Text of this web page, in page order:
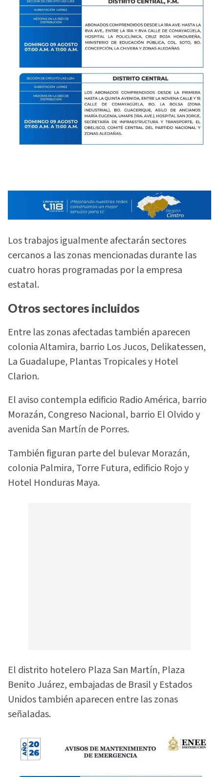
Los trabajos igualmente afectarán sectores
cercanos a las zonas mencionadas durante las
cuatro horas programadas por la empresa
estatal.
Otros sectores incluidos
Entre las zonas afectadas también aparecen
colonia Altamira, barrio Los Jucos, Delikatessen,
La Guadalupe, Plantas Tropicales y Hotel
Clarion.
El aviso contempla edificio Radio América, barrio
Morazán, Congreso Nacional, barrio El Olvido y
avenida San Martín de Porres.
También figuran parte del bulevar Morazán,
colonia Palmira, Torre Futura, edificio Rojo y
Hotel Honduras Maya.
El distrito hotelero Plaza San Martín, Plaza
Benito Juárez, embajadas de Brasil y Estados
Unidos también aparecen entre las zonas
señaladas.